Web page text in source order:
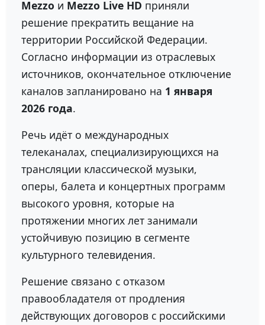
Mezzo и Mezzo Live HD приняли
решение прекратить вещание на
территории Российской Федерации.
Согласно информации из отраслевых
источников, окончательное отключение
каналов запланировано на 1 января
2026 года.
Речь идёт о международных
телеканалах, специализирующихся на
трансляции классической музыки,
оперы, балета и концертных программ
высокого уровня, которые на
протяжении многих лет занимали
устойчивую позицию в сегменте
культурного телевидения.
Решение связано с отказом
правообладателя от продления
действующих договоров с российскими